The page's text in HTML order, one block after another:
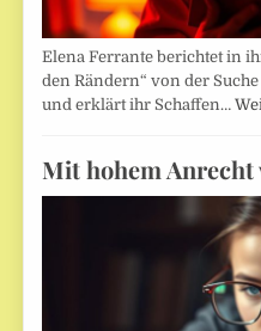
Elena Ferrante berichtet in
den Rändern“ von der
und erklärt ihr Schaffen…
Mit hohem